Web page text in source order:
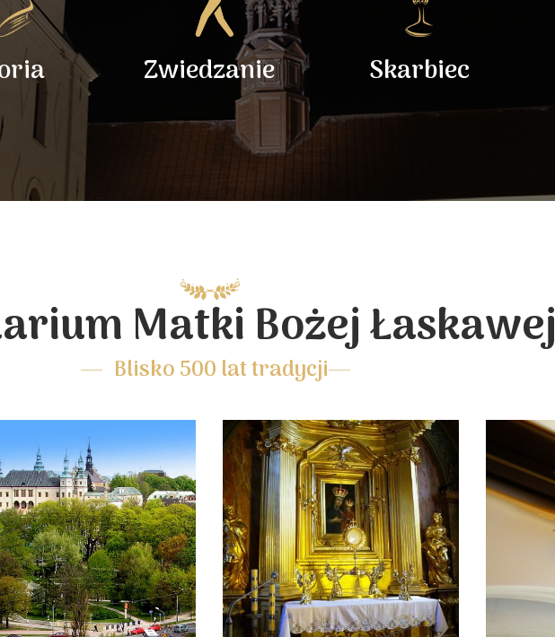
Zwiedzanie Skarbiec
Matki Bożej Łaskawej
Blisko 500 lat tradycji